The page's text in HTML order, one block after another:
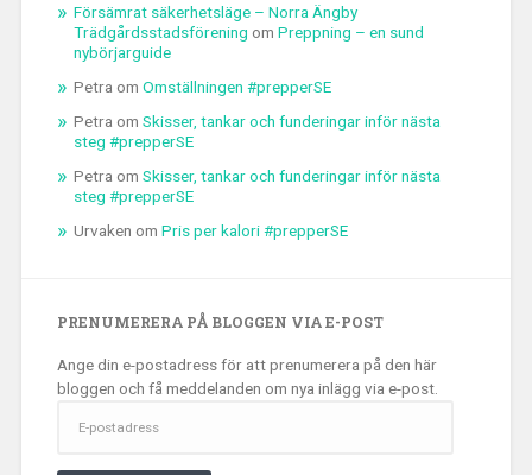
Försämrat säkerhetsläge – Norra Ängby
Trädgårdsstadsförening om Preppning – en sund
nybörjarguide
Petra om Omställningen #prepperSE
Petra om Skisser, tankar och funderingar inför nästa
steg #prepperSE
Petra om Skisser, tankar och funderingar inför nästa
steg #prepperSE
Urvaken om Pris per kalori #prepperSE
PRENUMERERA PÅ BLOGGEN VIA E-POST
Ange din e-postadress för att prenumerera på den här
bloggen och få meddelanden om nya inlägg via e-post.
postadress